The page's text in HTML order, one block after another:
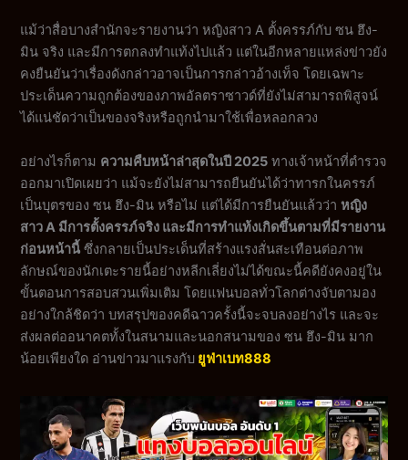
แม้ว่าสื่อบางสำนักจะรายงานว่า หญิงสาว A ตั้งครรภ์กับ ซน ฮึง-
มิน จริง และมีการตกลงทำแท้งไปแล้ว แต่ในอีกหลายแหล่งข่าวยัง
คงยืนยันว่าเรื่องดังกล่าวอาจเป็นการกล่าวอ้างเท็จ โดยเฉพาะ
ประเด็นความถูกต้องของภาพอัลตราซาวด์ที่ยังไม่สามารถพิสูจน์
ได้แน่ชัดว่าเป็นของจริงหรือถูกนำมาใช้เพื่อหลอกลวง
อย่างไรก็ตาม ความคืบหน้าล่าสุดในปี 2025 ทางเจ้าหน้าที่ตำรวจ
ออกมาเปิดเผยว่า แม้จะยังไม่สามารถยืนยันได้ว่าทารกในครรภ์
เป็นบุตรของ ซน ฮึง-มิน หรือไม่ แต่ได้มีการยืนยันแล้วว่า หญิง
สาว A มีการตั้งครรภ์จริง และมีการทำแท้งเกิดขึ้นตามที่มีรายงาน
ก่อนหน้านี้ ซึ่งกลายเป็นประเด็นที่สร้างแรงสั่นสะเทือนต่อภาพ
ลักษณ์ของนักเตะรายนี้อย่างหลีกเลี่ยงไม่ได้ขณะนี้คดียังคงอยู่ใน
ขั้นตอนการสอบสวนเพิ่มเติม โดยแฟนบอลทั่วโลกต่างจับตามอง
อย่างใกล้ชิดว่า บทสรุปของคดีฉาวครั้งนี้จะจบลงอย่างไร และจะ
ส่งผลต่ออนาคตทั้งในสนามและนอกสนามของ ซน ฮึง-มิน มาก
น้อยเพียงใด อ่านข่าวมาแรงกับ ยูฟ่าเบท888